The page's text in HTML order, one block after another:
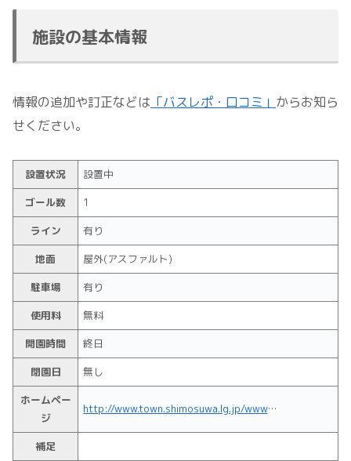
施設の基本情報
情報の追加や訂正などは 「バスレポ・口コミ」 からお知ら
せください。
設置状況
設置中
ゴール数
1
ライン
有り
地面
屋外(アスファルト)
駐車場
有り
使用料
無料
開園時間
終日
閉園日
無し
ホームペー
ジ
http://www.town.shimosuwa.lg.jp/www/contents/1551316194486/index.html
補足